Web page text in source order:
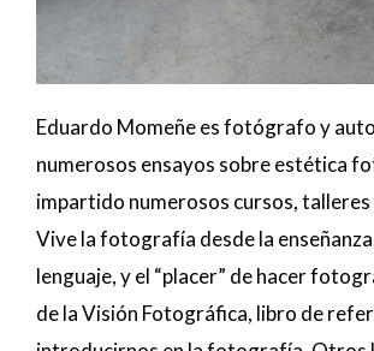
Eduardo Momeñe es fotógrafo y
numerosos ensayos sobre estética
impartido numerosos cursos, talleres
Vive la fotografía desde la
lenguaje, y el “placer” de hacer
de la Visión Fotográfica, libro de